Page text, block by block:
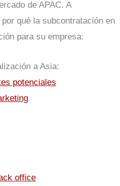
de APAC. A
qué la subcontratación en
para su empresa:
a Asia:
potenciales
office